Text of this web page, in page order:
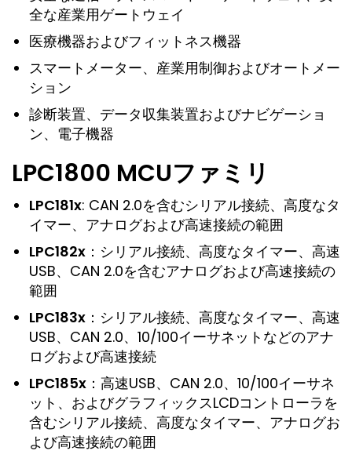
全な産業用ゲートウェイ
医療機器およびフィットネス機器
スマートメーター、産業用制御およびオートメー
ション
診断装置、データ収集装置およびナビゲーショ
ン、電子機器
LPC1800 MCUファミリ
LPC181x: CAN 2.0を含むシリアル接続、高度なタ
イマー、アナログおよび高速接続の範囲
LPC182x：シリアル接続、高度なタイマー、高速
USB、CAN 2.0を含むアナログおよび高速接続の
範囲
LPC183x：シリアル接続、高度なタイマー、高速
USB、CAN 2.0、10/100イーサネットなどのアナ
ログおよび高速接続
LPC185x：高速USB、CAN 2.0、10/100イーサネ
ット、およびグラフィックスLCDコントローラを
含むシリアル接続、高度なタイマー、アナログお
よび高速接続の範囲